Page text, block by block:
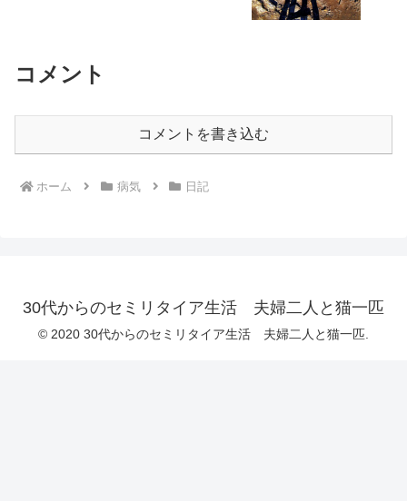
コメント
コメントを書き込む
ホーム 病気 日記
30代からのセミリタイア生活 夫婦二人と猫一匹
© 2020 30代からのセミリタイア生活 夫婦二人と猫一匹.